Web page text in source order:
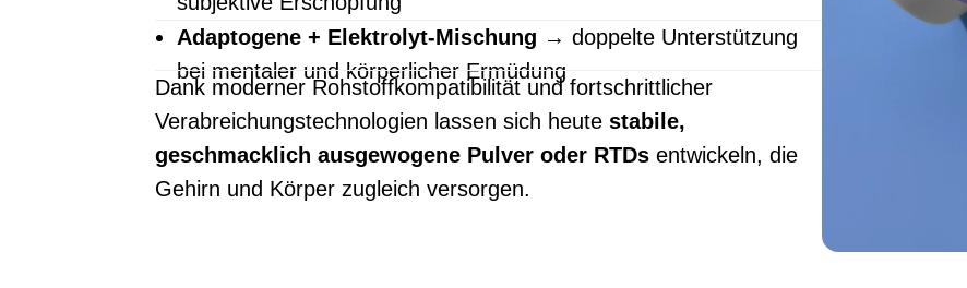
Adaptogene + Elektrolyt-Mischung → doppelte Unterstützung
bei mentaler und körperlicher Ermüdung
Dank moderner Rohstoffkompatibilität und fortschrittlicher
Verabreichungstechnologien lassen sich heute stabile,
geschmacklich ausgewogene Pulver oder RTDs entwickeln, die
Gehirn und Körper zugleich versorgen.